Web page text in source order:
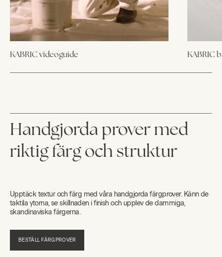
KABRIC videoguide KABRIC
Handgjorda prover med
riktig färg och struktur
Upptäck textur och färg med våra handgjorda färgprover. Känn de
taktila ytorna, se skillnaden i finish och upplev de dammiga,
skandinaviska färgerna.
BESTÄLL FÄRGPROVER